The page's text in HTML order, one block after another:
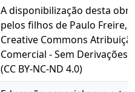
A disponibilização desta
pelos filhos de Paulo Freire,
Creative Commons
Comercial - Sem Derivações
(CC BY-NC-ND 4.0)